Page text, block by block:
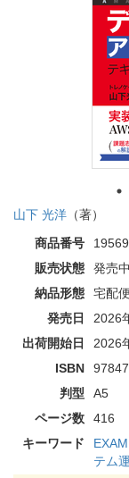
山下 光洋 （著）
商品番号
販売状態
発売中
納品形態
宅配
発売日
2026
出荷開始日
2026
ISBN
判型
A5
ページ数
416
キーワード
テム